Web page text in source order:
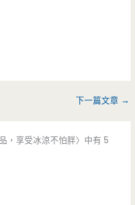
下一篇文章 →
，享受冰涼不怕胖〉中有 5